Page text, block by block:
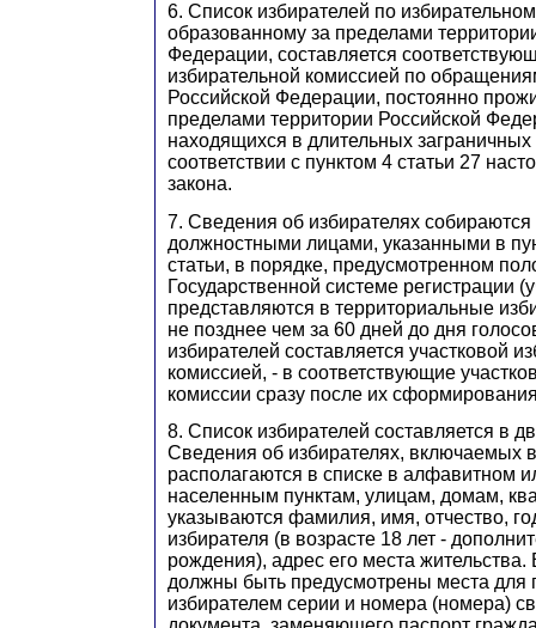
6. Список избирателей по
образованному за пределами
Федерации, составляется
избирательной комиссией по
Российской Федерации, постоянно
пределами территории Российской
находящихся в длительных
соответствии с пунктом 4 статьи 27
закона.
7. Сведения об избирателях собираются
должностными лицами, указанными в
статьи, в порядке, предусмотренном
Государственной системе регистрации
представляются в территориальные
не позднее чем за 60 дней до дня
избирателей составляется участковой
комиссией, - в соответствующие
комиссии сразу после их
8. Список избирателей составляется в
Сведения об избирателях, включаемых
располагаются в списке в алфавитном
населенным пунктам, улицам, домам,
указываются фамилия, имя, отчество,
избирателя (в возрасте 18 лет -
рождения), адрес его места жительства.
должны быть предусмотрены места для
избирателем серии и номера (номера)